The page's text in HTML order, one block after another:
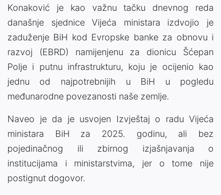
Konaković je kao važnu tačku dnevnog reda
današnje sjednice Vijeća ministara izdvojio je
zaduženje BiH kod Evropske banke za obnovu i
razvoj (EBRD) namijenjenu za dionicu Šćepan
Polje i putnu infrastrukturu, koju je ocijenio kao
jednu od najpotrebnijih u BiH u pogledu
međunarodne povezanosti naše zemlje.
Naveo je da je usvojen Izvještaj o radu Vijeća
ministara BiH za 2025. godinu, ali bez
pojedinačnog ili zbirnog izjašnjavanja o
institucijama i ministarstvima, jer o tome nije
postignut dogovor.